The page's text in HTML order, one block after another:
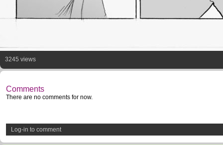
3245 views
Comments
There are no comments for now.
Log-in to comment